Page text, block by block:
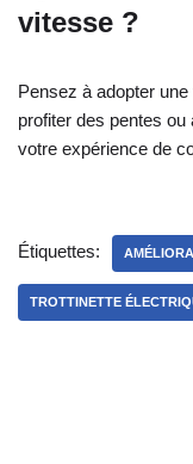
vitesse ?
Pensez à adopter une
profiter des pentes
votre expérience de
Étiquettes:
TROTTINETTE